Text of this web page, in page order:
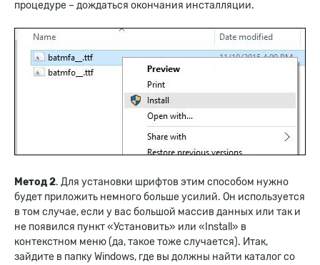
процедуре – дождаться окончания инсталляции.
Метод 2. Для установки шрифтов этим способом нужно
будет приложить немного больше усилий. Он используется
в том случае, если у вас большой массив данных или так и
не появился пункт «Установить» или «Install» в
контекстном меню (да, такое тоже случается). Итак,
зайдите в папку Windows, где вы должны найти каталог со